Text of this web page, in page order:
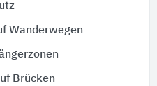
Wanderwegen
Brücken